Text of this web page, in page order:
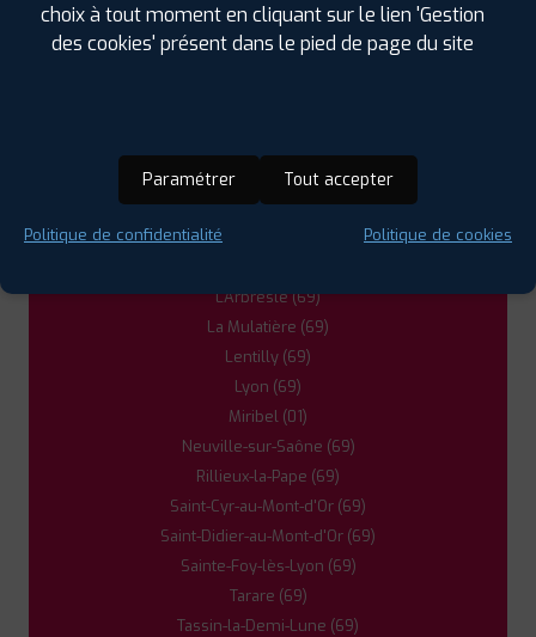
Anse (69)
Belleville (69)
Fontaines-sur-Saône (69)
Francheville (69)
L'Arbresle (69)
La Mulatière (69)
Lentilly (69)
Lyon (69)
Miribel (01)
Neuville-sur-Saône (69)
Rillieux-la-Pape (69)
Saint-Cyr-au-Mont-d'Or (69)
Saint-Didier-au-Mont-d'Or (69)
Sainte-Foy-lès-Lyon (69)
Tarare (69)
Tassin-la-Demi-Lune (69)
choix à tout moment en cliquant sur le lien 'Gestion
des cookies' présent dans le pied de page du site
Paramétrer Tout accepter
Politique de confidentialité Politique de cookies